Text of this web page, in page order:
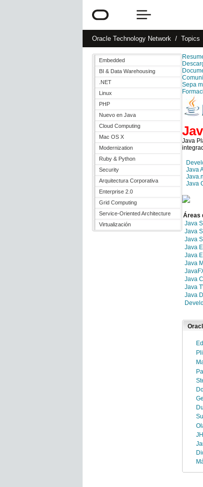
Oracle Technology Network Topics
Embedded
BI & Data Warehousing
.NET
Linux
PHP
Nuevo en Java
Cloud Computing
Mac OS X
Modernization
Ruby & Python
Security
Arquitectura Corporativa
Enterprise 2.0
Grid Computing
Service-Oriented Architecture
Virtualización
Sepa
Java
Java
Java
Áreas
Java
Java
Java
Java
Java
Java
Java
Java
Java